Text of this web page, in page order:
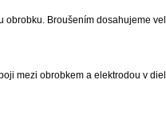
Broušením dosahujeme
mezi obrobkem a elektrodou v